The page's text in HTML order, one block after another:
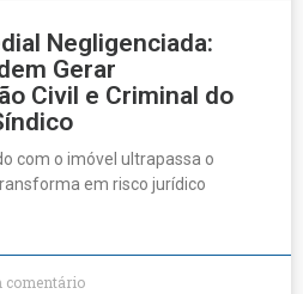
Negligenciada:
Gerar
Civil e Criminal do
com o imóvel ultrapassa o
em risco jurídico
comentário